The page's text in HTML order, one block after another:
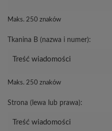
Maks. 250 znaków
Tkanina B (nazwa i numer):
Maks. 250 znaków
Strona (lewa lub prawa):